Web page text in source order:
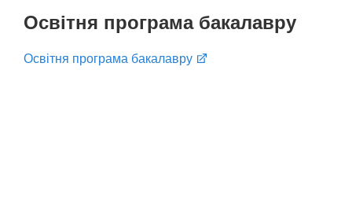
Освітня програма бакалавру
Освітня програма бакалавру